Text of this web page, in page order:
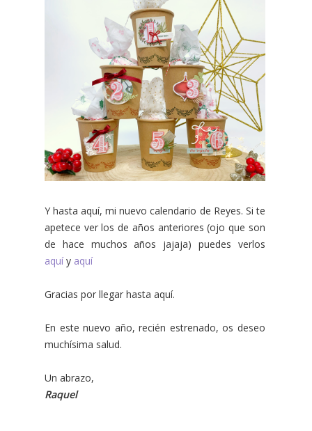
Y hasta aquí, mi nuevo calendario de Reyes. Si te
apetece ver los de años anteriores (ojo que son
de hace muchos años jajaja) puedes verlos
aquí y aquí
Gracias por llegar hasta aquí.
En este nuevo año, recién estrenado, os deseo
muchísima salud.
Un abrazo,
Raquel